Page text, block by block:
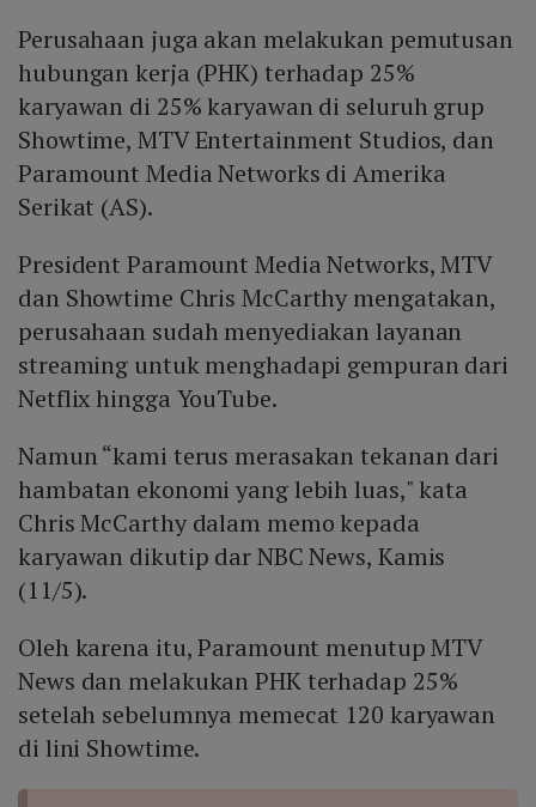
Perusahaan juga akan melakukan pemutusan
hubungan kerja (PHK) terhadap 25%
karyawan di 25% karyawan di seluruh grup
Showtime, MTV Entertainment Studios, dan
Paramount Media Networks di Amerika
Serikat (AS).
President Paramount Media Networks, MTV
dan Showtime Chris McCarthy mengatakan,
perusahaan sudah menyediakan layanan
streaming untuk menghadapi gempuran dari
Netflix hingga YouTube.
Namun “kami terus merasakan tekanan dari
hambatan ekonomi yang lebih luas," kata
Chris McCarthy dalam memo kepada
karyawan dikutip dar NBC News, Kamis
(11/5).
Oleh karena itu, Paramount menutup MTV
News dan melakukan PHK terhadap 25%
setelah sebelumnya memecat 120 karyawan
di lini Showtime.